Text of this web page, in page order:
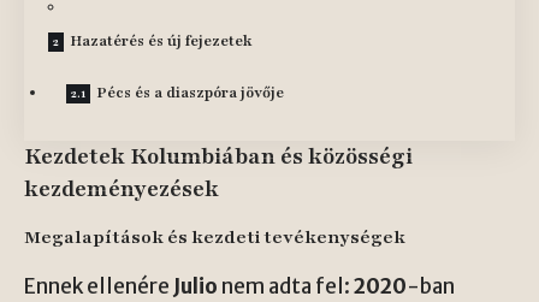
Hazatérés és új fejezetek
Pécs és a diaszpóra jövője
Kezdetek Kolumbiában és közösségi
kezdeményezések
Megalapítások és kezdeti tevékenységek
Ennek ellenére Julio nem adta fel:2020-ban